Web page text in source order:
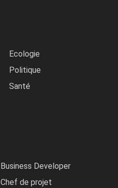
Ecologie
Politique
Santé
Business Developer
Chef de projet